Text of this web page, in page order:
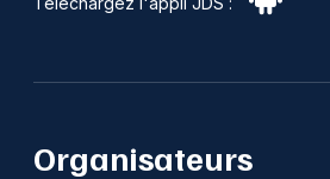
Organisateurs